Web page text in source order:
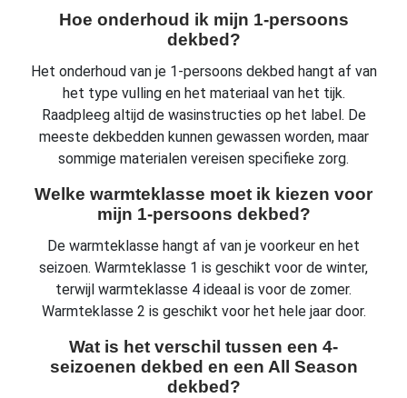
Hoe onderhoud ik mijn 1-persoons
dekbed?
Het onderhoud van je 1-persoons dekbed hangt af van
het type vulling en het materiaal van het tijk.
Raadpleeg altijd de wasinstructies op het label. De
meeste dekbedden kunnen gewassen worden, maar
sommige materialen vereisen specifieke zorg.
Welke warmteklasse moet ik kiezen voor
mijn 1-persoons dekbed?
De warmteklasse hangt af van je voorkeur en het
seizoen. Warmteklasse 1 is geschikt voor de winter,
terwijl warmteklasse 4 ideaal is voor de zomer.
Warmteklasse 2 is geschikt voor het hele jaar door.
Wat is het verschil tussen een 4-
seizoenen dekbed en een All Season
dekbed?